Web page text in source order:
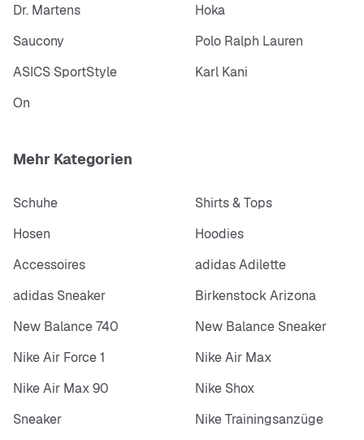
Dr. Martens
Hoka
Saucony
Polo Ralph Lauren
ASICS SportStyle
Karl Kani
On
Mehr Kategorien
Schuhe
Shirts & Tops
Hosen
Hoodies
Accessoires
adidas Adilette
adidas Sneaker
Birkenstock Arizona
New Balance 740
New Balance Sneaker
Nike Air Force 1
Nike Air Max
Nike Air Max 90
Nike Shox
Sneaker
Nike Trainingsanzüge